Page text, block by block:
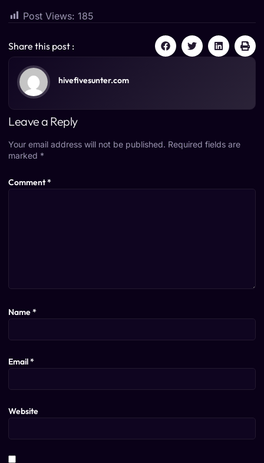
Post Views: 185
Share this post :
hivefivesunter.com
Leave a Reply
Your email address will not be published. Required fields are
marked *
Comment*
Name*
Email*
Website